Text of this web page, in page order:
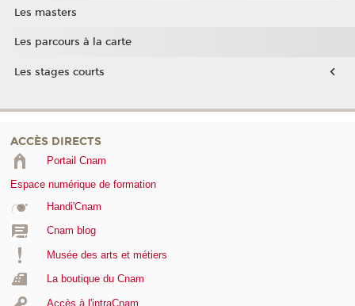
Les masters
Les parcours à la carte
Les stages courts
ACCÈS DIRECTS
Portail Cnam
Espace numérique de formation
Handi'Cnam
Cnam blog
Musée des arts et métiers
La boutique du Cnam
Accès à l'intraCnam